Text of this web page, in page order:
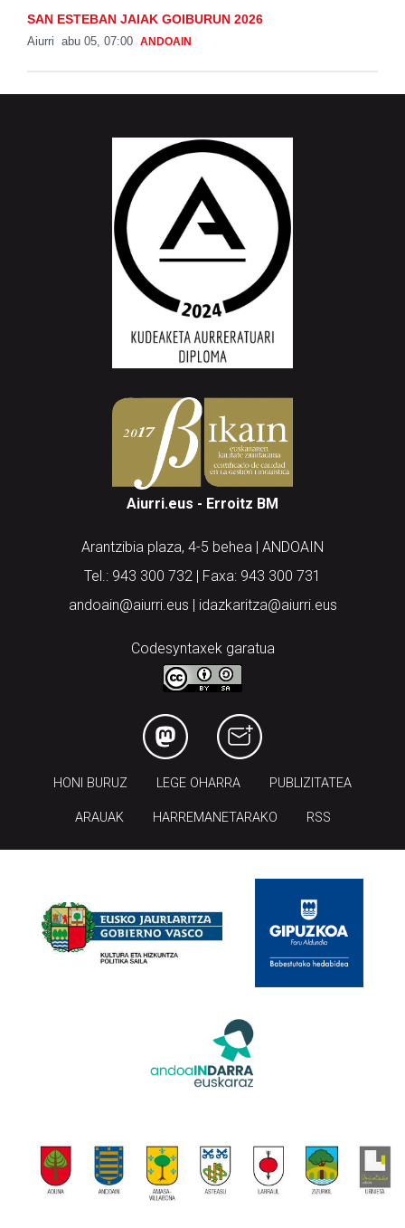
SAN ESTEBAN JAIAK GOIBURUN 2026
Aiurri abu 05, 07:00 ANDOAIN
Aiurri.eus - Erroitz BM
Arantzibia plaza, 4-5 behea | ANDOAIN
Tel.: 943 300 732 | Faxa: 943 300 731
andoain@aiurri.eus | idazkaritza@aiurri.eus
Codesyntaxek garatua
HONI BURUZ LEGE OHARRA PUBLIZITATEA
ARAUAK HARREMANETARAKO RSS